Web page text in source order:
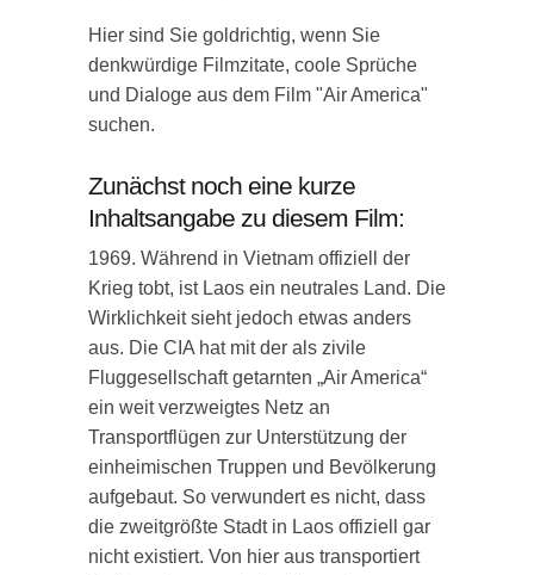
Hier sind Sie goldrichtig, wenn Sie
denkwürdige Filmzitate, coole Sprüche
und Dialoge aus dem Film "Air America"
suchen.
Zunächst noch eine kurze
Inhaltsangabe zu diesem Film:
1969. Während in Vietnam offiziell der
Krieg tobt, ist Laos ein neutrales Land. Die
Wirklichkeit sieht jedoch etwas anders
aus. Die CIA hat mit der als zivile
Fluggesellschaft getarnten „Air America“
ein weit verzweigtes Netz an
Transportflügen zur Unterstützung der
einheimischen Truppen und Bevölkerung
aufgebaut. So verwundert es nicht, dass
die zweitgrößte Stadt in Laos offiziell gar
nicht existiert. Von hier aus transportiert